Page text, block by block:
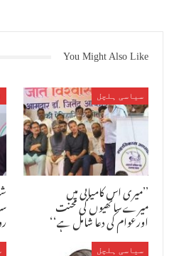
You Might Also Like
سیاسی ہلچل
’’میری اس کامیابی میں
میرےساتھیوں کی محنت
اورعوام کی دعا شامل ہے‘‘
سیاسی ہلچل